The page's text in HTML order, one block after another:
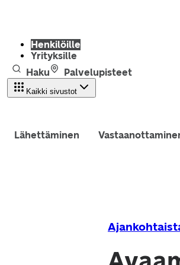
Henkilöille
Yrityksille
Haku
Palvelupisteet
Kaikki sivustot
Lähettäminen